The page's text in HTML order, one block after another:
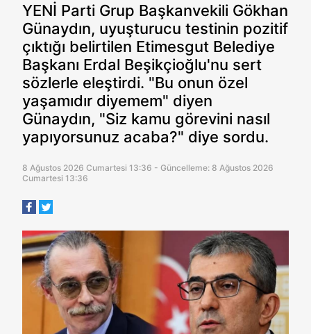
YENİ Parti Grup Başkanvekili Gökhan
Günaydın, uyuşturucu testinin pozitif
çıktığı belirtilen Etimesgut Belediye
Başkanı Erdal Beşikçioğlu'nu sert
sözlerle eleştirdi. "Bu onun özel
yaşamıdır diyemem" diyen
Günaydın, "Siz kamu görevini nasıl
yapıyorsunuz acaba?" diye sordu.
8 Ağustos 2026 Cumartesi 13:36 - Güncelleme: 8 Ağustos 2026
Cumartesi 13:36